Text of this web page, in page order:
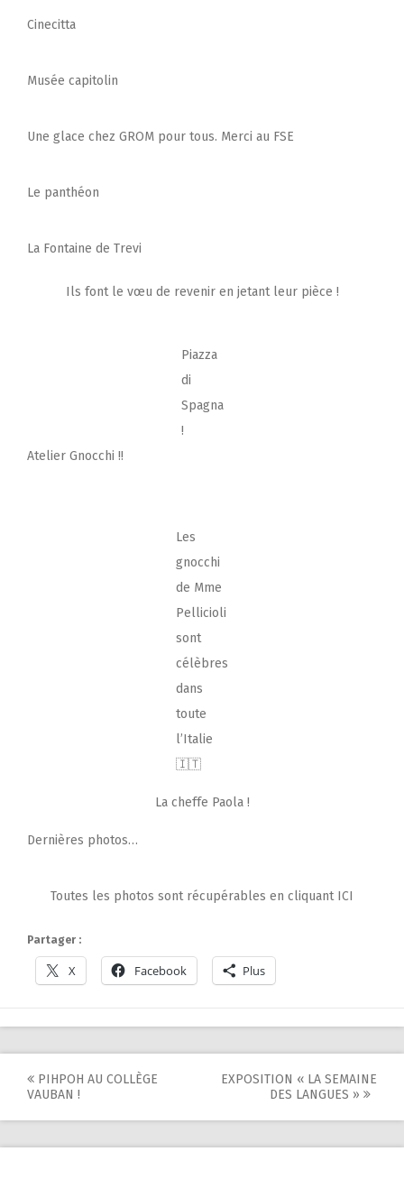
Cinecitta
Musée capitolin
Une glace chez GROM pour tous. Merci au FSE
Le panthéon
La Fontaine de Trevi
Ils font le vœu de revenir en jetant leur pièce !
Piazza
di
Spagna
!
Atelier Gnocchi !!
Les
gnocchi
de Mme
Pellicioli
sont
célèbres
dans
toute
l’Italie
🇮🇹
La cheffe Paola !
Dernières photos…
Toutes les photos sont récupérables en cliquant ICI
Partager :
X Facebook Plus
Post
PIHPOH AU COLLÈGE
VAUBAN !
EXPOSITION « LA SEMAINE
DES LANGUES »